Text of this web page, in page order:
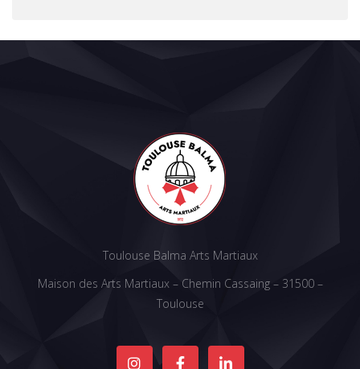
Toulouse Balma Arts Martiaux
Maison des Arts Martiaux – Chemin Cassaing – 31500 –
Toulouse